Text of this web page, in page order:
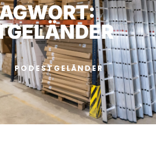
PODESTGELÄNDER